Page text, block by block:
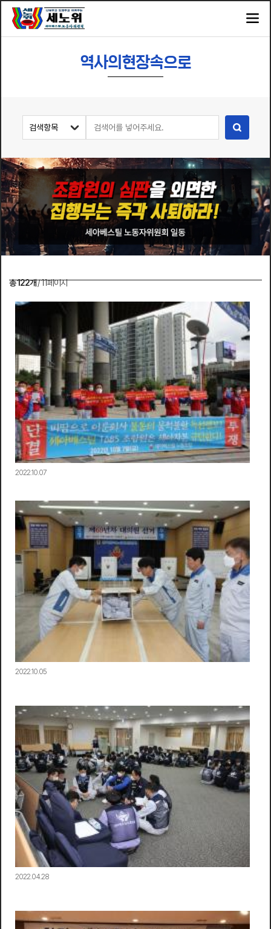
역사의현장속으로
총 122개/ 11페이지
2022.10.07
2022.10.05
2022.04.28